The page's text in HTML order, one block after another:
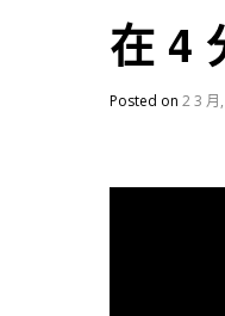
在 4
Posted on 2 3 月